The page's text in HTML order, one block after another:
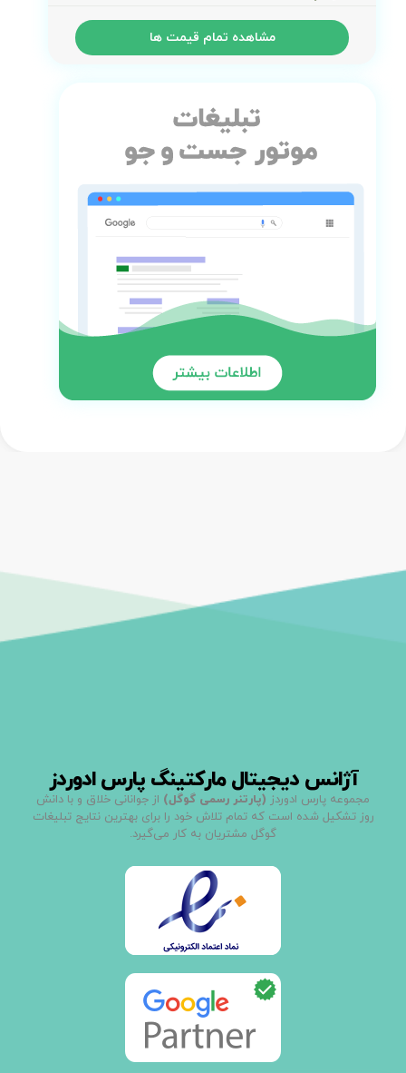
مشاهده تمام قیمت ها
آژانس دیجیتال مارکتینگ پارس ادوردز
مجموعه پارس ادوردز (پارتنر رسمی گوگل) از جوانانی خلاق و با دانش
روز تشکیل شده است که تمام تلاش خود را برای بهترین نتایج تبلیغات
گوگل مشتریان به کار می‌گیرد.